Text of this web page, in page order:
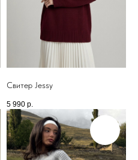
Свитер Jessy
5 990 р.